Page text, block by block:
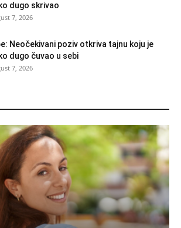
dugo skrivao
7, 2026
Neočekivani poziv otkriva tajnu koju je
dugo čuvao u sebi
7, 2026